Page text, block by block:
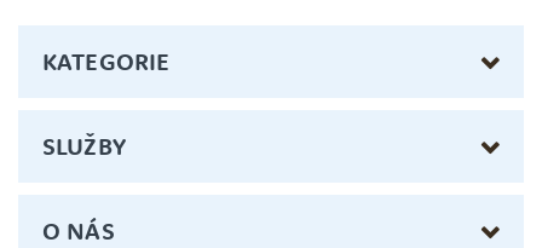
KATEGORIE
SLUŽBY
O NÁS